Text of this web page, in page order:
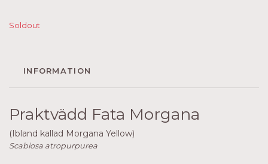
Soldout
INFORMATION
Praktvädd Fata Morgana
(Ibland kallad Morgana Yellow)
Scabiosa atropurpurea